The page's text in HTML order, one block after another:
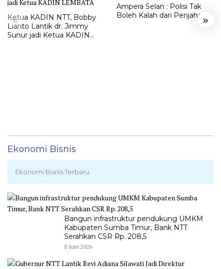
« »
Ketua KADIN NTT, Bobby
Lianto Lantik dr. Jimmy
Sunur jadi Ketua KADIN
Ampera Selan : Polisi Tak
Boleh Kalah dari Penjahat
Ekonomi Bisnis
Ekonomi Bisnis Terbaru
Bangun infrastruktur pendukung UMKM
Kabupaten Sumba Timur, Bank NTT
Serahkan CSR Rp. 208,5
8 Juni 2026